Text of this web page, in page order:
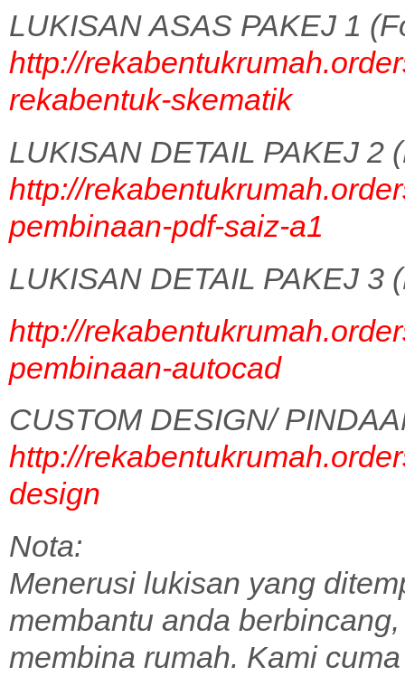
LUKISAN ASAS PAKEJ 1
http://
rekabentuk-skematik
LUKISAN DETAIL PAKEJ 2
http://
pembinaan-pdf-saiz-a1
LUKISAN DETAIL PAKEJ 3
http://
pembinaan-autocad
CUSTOM DESIGN/
http://
design
Nota:
Menerusi lukisan yang
membantu anda
membina rumah. Kami